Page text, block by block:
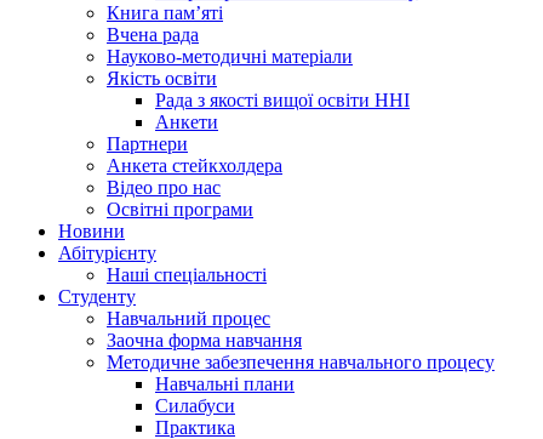
Книга памʼяті
Вчена рада
Науково-методичні матеріали
Якість освіти
Рада з якості вищої освіти ННІ
Анкети
Партнери
Анкета стейкхолдера
Відео про нас
Освітні програми
Hовини
Абітурієнту
Наші спеціальності
Студенту
Навчальний процес
Заочна форма навчання
Методичне забезпечення навчального процесу
Навчальні плани
Силабуси
Практика